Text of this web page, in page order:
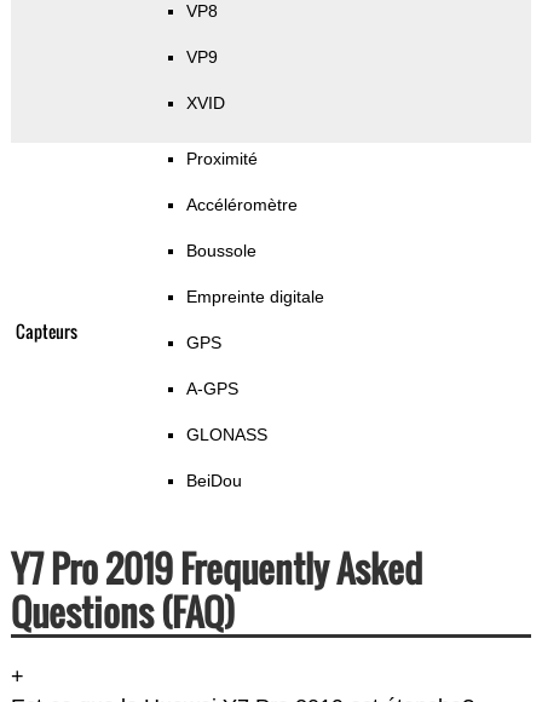
VP8
VP9
XVID
Capteurs
Proximité
Accéléromètre
Boussole
Empreinte digitale
GPS
A-GPS
GLONASS
BeiDou
Y7 Pro 2019 Frequently Asked
Questions (FAQ)
+